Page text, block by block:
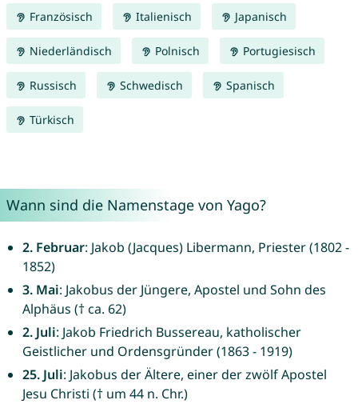
Französisch Italienisch Japanisch
Niederländisch Polnisch Portugiesisch
Russisch Schwedisch Spanisch
Türkisch
Wann sind die Namenstage von Yago?
2. Februar: Jakob (Jacques) Libermann, Priester (1802 -
1852)
3. Mai: Jakobus der Jüngere, Apostel und Sohn des
Alphäus († ca. 62)
2. Juli: Jakob Friedrich Bussereau, katholischer
Geistlicher und Ordensgründer (1863 - 1919)
25. Juli: Jakobus der Ältere, einer der zwölf Apostel
Jesu Christi († um 44 n. Chr.)